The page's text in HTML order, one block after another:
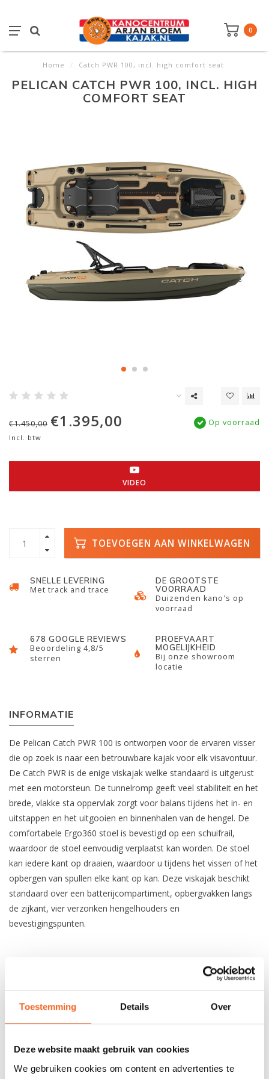
Toestemming Details Over
Deze website maakt gebruik van cookies
We gebruiken cookies om content en advertenties te
0
Home / Catch PWR 100, incl. high comfort seat
PELICAN CATCH PWR 100, INCL. HIGH
COMFORT SEAT
€1.450,00 €1.395,00
Incl. btw
Op voorraad
VIDEO
TOEVOEGEN AAN WINKELWAGEN
SNELLE LEVERING
Met track and trace
DE GROOTSTE
VOORRAAD
Duizenden kano's op
voorraad
678 GOOGLE REVIEWS
Beoordeling 4,8/5
sterren
PROEFVAART
MOGELIJKHEID
Bij onze showroom
locatie
INFORMATIE
De Pelican Catch PWR 100 is ontworpen voor de ervaren visser
die op zoek is naar een betrouwbare kajak voor elk visavontuur.
De Catch PWR is de enige viskajak welke standaard is uitgerust
met een motorsteun. De tunnelromp geeft veel stabiliteit en het
brede, vlakke sta oppervlak zorgt voor balans tijdens het in- en
uitstappen en het uitgooien en binnenhalen van de hengel. De
comfortabele Ergo360 stoel is bevestigd op een schuifrail,
waardoor de stoel eenvoudig verplaatst kan worden. De stoel
kan iedere kant op draaien, waardoor u tijdens het vissen of het
opbergen van spullen elke kant op kan. Deze viskajak beschikt
standaard over een batterijcompartiment, opbergvakken langs
de zijkant, vier verzonken hengelhouders en
bevestigingspunten.
PREMIUM